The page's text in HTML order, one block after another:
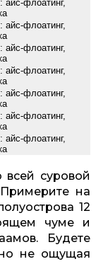
суровой
Примерите на
12
чуме и
Будете
не ощущая